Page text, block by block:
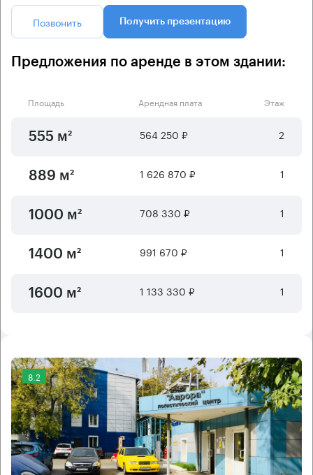
Позвонить Получить презентацию
Предложения по аренде в этом здании:
Площадь Арендная плата Этаж
555 м² 564 250 ₽ 2
889 м² 1 626 870 ₽ 1
1000 м² 708 330 ₽ 1
1400 м² 991 670 ₽ 1
1600 м² 1 133 330 ₽ 1
8.2